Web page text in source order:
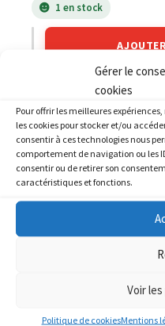
Gérer le
cookies
Pour offrir les meilleures
les cookies pour stocker et/ou
consentir à ces technologies nous
comportement de navigation ou les
consentir ou de retirer son
caractéristiques et fonctions.
Voir
Politique de cookiesMentions
1 en stock
PRODUITS